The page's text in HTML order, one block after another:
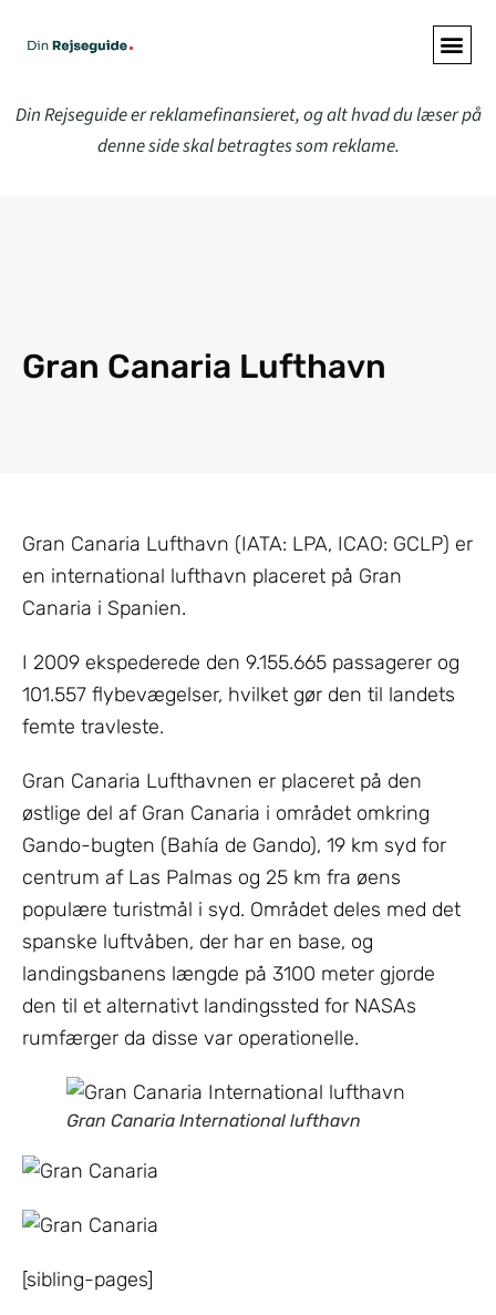
Din Rejseguide er reklamefinansieret, og alt hvad du læser på
denne side skal betragtes som reklame.
Gran Canaria Lufthavn
Gran Canaria Lufthavn (IATA: LPA, ICAO: GCLP) er
en international lufthavn placeret på Gran
Canaria i Spanien.
I 2009 ekspederede den 9.155.665 passagerer og
101.557 flybevægelser, hvilket gør den til landets
femte travleste.
Gran Canaria Lufthavnen er placeret på den
østlige del af Gran Canaria i området omkring
Gando-bugten (Bahía de Gando), 19 km syd for
centrum af Las Palmas og 25 km fra øens
populære turistmål i syd. Området deles med det
spanske luftvåben, der har en base, og
landingsbanens længde på 3100 meter gjorde
den til et alternativt landingssted for NASAs
rumfærger da disse var operationelle.
Gran Canaria International lufthavn
[sibling-pages]